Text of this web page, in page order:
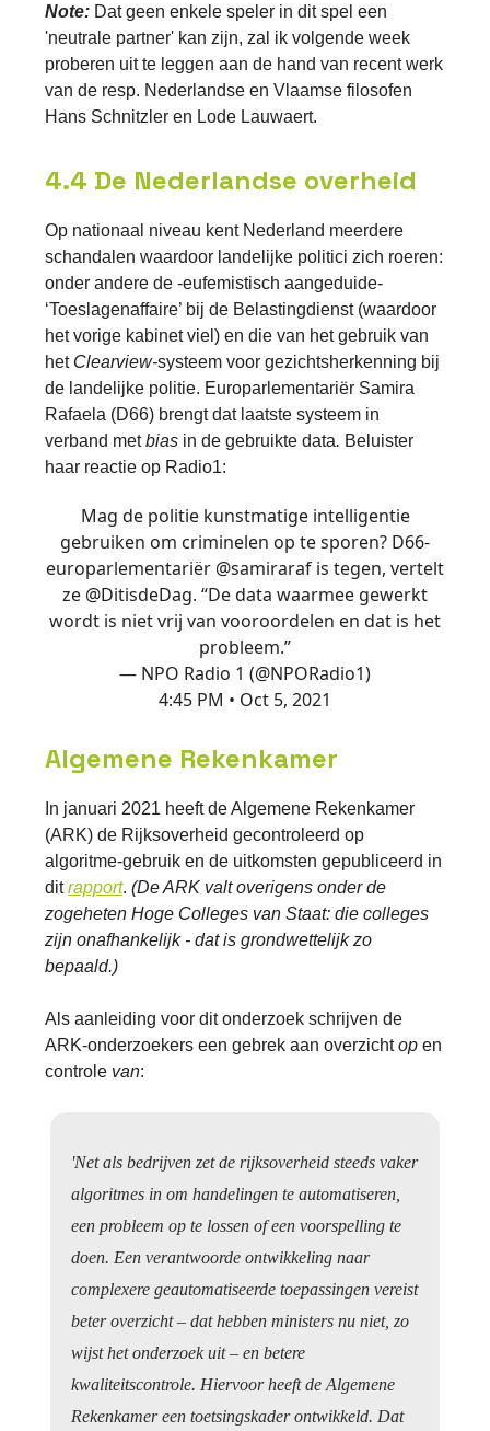
Note: Dat geen enkele speler in dit spel een
'neutrale partner' kan zijn, zal ik volgende week
proberen uit te leggen aan de hand van recent werk
van de resp. Nederlandse en Vlaamse filosofen
Hans Schnitzler en Lode Lauwaert.
4.4 De Nederlandse overheid
Op nationaal niveau kent Nederland meerdere
schandalen waardoor landelijke politici zich roeren:
onder andere de -eufemistisch aangeduide-
‘Toeslagenaffaire’ bij de Belastingdienst (waardoor
het vorige kabinet viel) en die van het gebruik van
het Clearview-systeem voor gezichtsherkenning bij
de landelijke politie. Europarlementariër Samira
Rafaela (D66) brengt dat laatste systeem in
verband metbias in de gebruikte data. Beluister
haar reactie op Radio1:
Mag de politie kunstmatige intelligentie
gebruiken om criminelen op te sporen? D66-
europarlementariër @samiraraf is tegen, vertelt
ze @DitisdeDag. “De data waarmee gewerkt
wordt is niet vrij van vooroordelen en dat is het
probleem.”
— NPO Radio 1 (@NPORadio1)
4:45 PM • Oct 5, 2021
Algemene Rekenkamer
In januari 2021 heeft de Algemene Rekenkamer
(ARK) de Rijksoverheid gecontroleerd op
algoritme-gebruik en de uitkomsten gepubliceerd in
ditrapport. (De ARK valt overigens onder de
zogeheten Hoge Colleges van Staat: die colleges
zijn onafhankelijk - dat is grondwettelijk zo
bepaald.)
Als aanleiding voor dit onderzoek schrijven de
ARK-onderzoekers een gebrek aan overzichtop en
controle van:
'Net als bedrijven zet de rijksoverheid steeds vaker
algoritmes in om handelingen te automatiseren,
een probleem op te lossen of een voorspelling te
doen. Een verantwoorde ontwikkeling naar
complexere geautomatiseerde toepassingen vereist
beter overzicht – dat hebben ministers nu niet, zo
wijst het onderzoek uit – en betere
kwaliteitscontrole. Hiervoor heeft de Algemene
Rekenkamer een toetsingskader ontwikkeld. Dat